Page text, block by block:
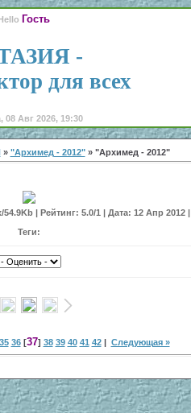
Гость
-
для всех
08 Авг 2026, 19:30
» "Архимед - 2012"» "Архимед - 2012"
| Рейтинг: 5.0/1 | Дата: 12 Апр 2012 |
Теги:
35 36[37] 38 39 40 41 42| Следующая »